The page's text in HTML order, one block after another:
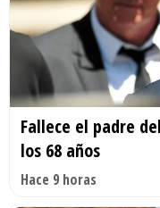
Fallece el padre
los 68 años
Hace 9 horas